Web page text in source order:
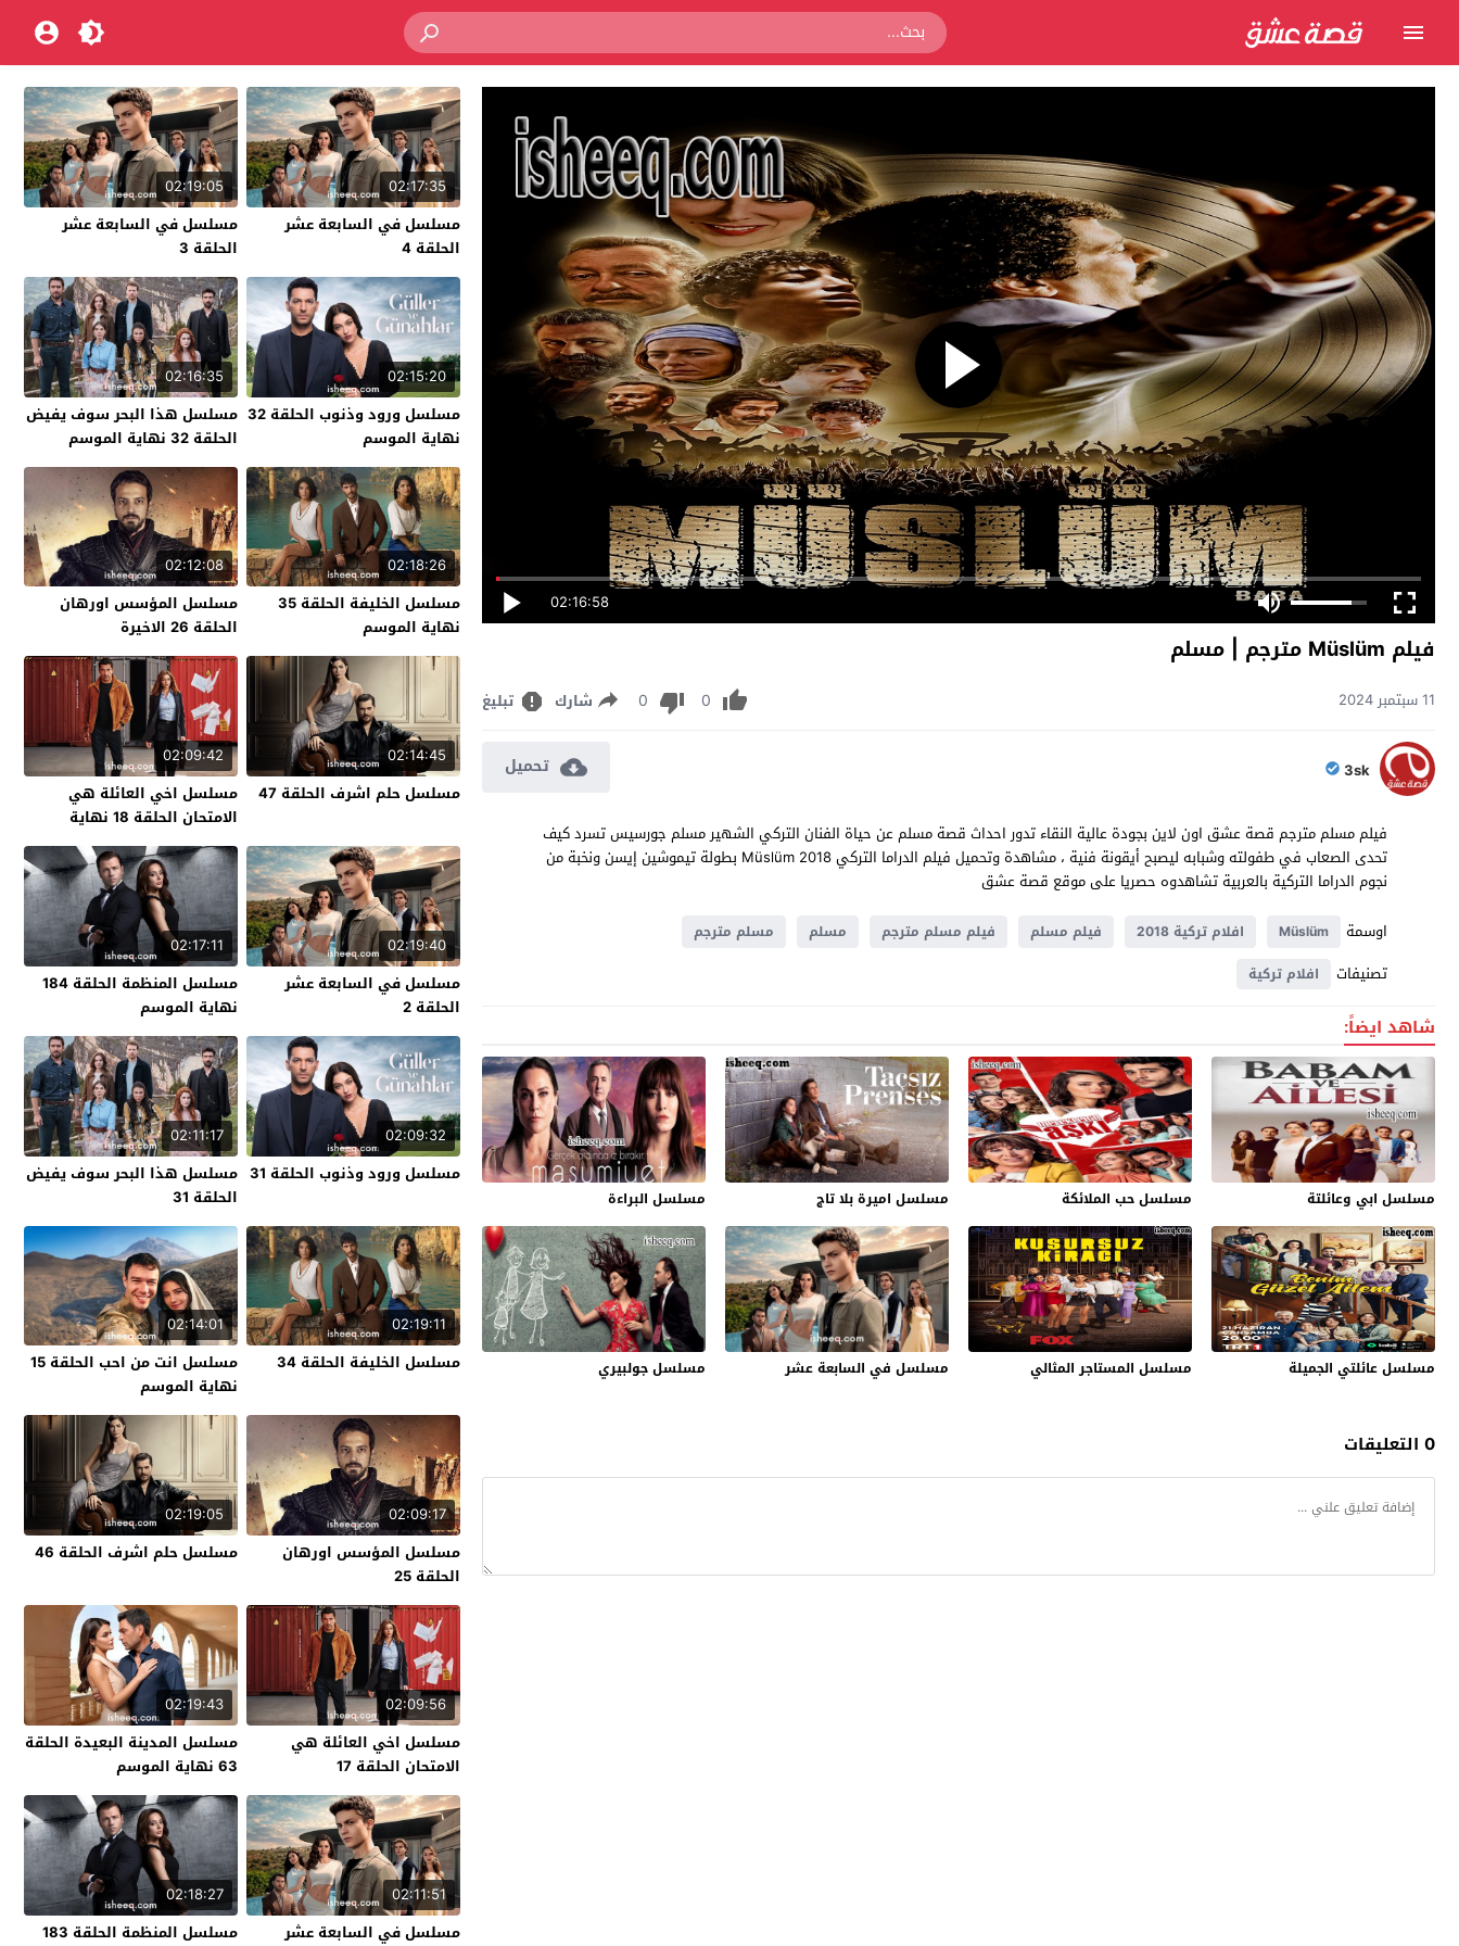
02:16:58
فيلم Müslüm مترجم | مسلم
11 سبتمبر 2024 0
0 شارك تبليغ
3sk تحميل
فيلم مسلم مترجم قصة عشق اون لاين بجودة عالية النقاء تدور احداث قصة مسلم عن حياة الفنان التركي الشهير مسلم جورسيس تسرد كيف
تحدى الصعاب في طفولته وشبابه ليصبح أيقونة فنية ، مشاهدة وتحميل فيلم الدراما التركي Müslüm 2018 بطولة تيموشين إيسن ونخبة من
نجوم الدراما التركية بالعربية تشاهدوه حصريا على موقع قصة عشق
اوسمة
Müslüm افلام تركية 2018 فيلم مسلم فيلم مسلم مترجم مسلم مسلم مترجم
تصنيفات افلام تركية
شاهد ايضاً:
مسلسل ابي وعائلتة مسلسل حب الملائكة مسلسل اميرة بلا تاج مسلسل البراءة
مسلسل عائلتي الجميلة مسلسل المستاجر المثالي مسلسل في السابعة عشر مسلسل جولبيري
0 التعليقات
02:17:35
مسلسل في السابعة عشر
الحلقة 4
02:19:05
مسلسل في السابعة عشر
الحلقة 3
02:15:20
مسلسل ورود وذنوب الحلقة 32
نهاية الموسم
02:16:35
مسلسل هذا البحر سوف يفيض
الحلقة 32 نهاية الموسم
02:18:26
مسلسل الخليفة الحلقة 35
نهاية الموسم
02:12:08
مسلسل المؤسس اورهان
الحلقة 26 الاخيرة
02:14:45
مسلسل حلم اشرف الحلقة 47
02:09:42
مسلسل اخي العائلة هي
الامتحان الحلقة 18 نهاية
الموسم
02:19:40
مسلسل في السابعة عشر
الحلقة 2
02:17:11
مسلسل المنظمة الحلقة 184
نهاية الموسم
02:09:32
مسلسل ورود وذنوب الحلقة 31
02:11:17
مسلسل هذا البحر سوف يفيض
الحلقة 31
02:19:11
مسلسل الخليفة الحلقة 34
02:14:01
مسلسل انت من احب الحلقة 15
نهاية الموسم
02:09:17
مسلسل المؤسس اورهان
الحلقة 25
02:19:05
مسلسل حلم اشرف الحلقة 46
02:09:56
مسلسل اخي العائلة هي
الامتحان الحلقة 17
02:19:43
مسلسل المدينة البعيدة الحلقة
63 نهاية الموسم
02:11:51
مسلسل في السابعة عشر
02:18:27
مسلسل المنظمة الحلقة 183